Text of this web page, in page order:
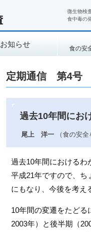
微生物検
食中毒の
お知らせ 食の安
定期通信 第4号
過去10年間にお
尾上 洋一（食の安全
過去10年間におけるわ
平成21年ですので、ち
にもなり、今後を考え
10年間の変遷をたどる
2003年）と後半期（